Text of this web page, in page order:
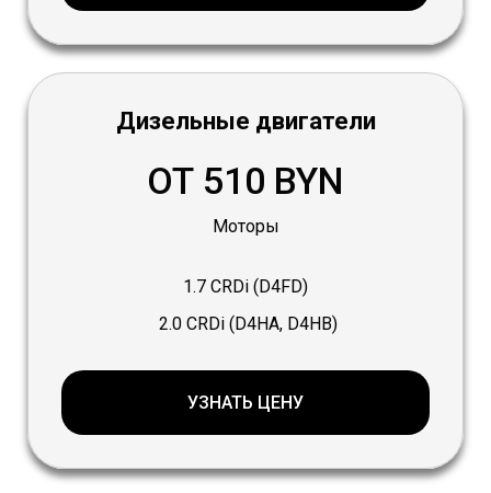
Дизельные двигатели
ОТ 510 BYN
Моторы
1.7 CRDi (D4FD)
2.0 CRDi (D4HA, D4HB)
УЗНАТЬ ЦЕНУ